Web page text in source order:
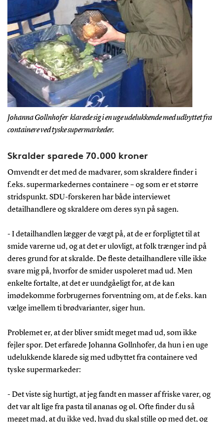
Johanna Gollnhofer klarede sig i en uge udelukkende med udbyttet fra
containere ved tyske supermarkeder.
Skralder sparede 70.000 kroner
Omvendt er det med de madvarer, som skraldere finder i
f.eks. supermarkedernes containere – og som er et større
stridspunkt. SDU-forskeren har både interviewet
detailhandlere og skraldere om deres syn på sagen.
- I detailhandlen lægger de vægt på, at de er forpligtet til at
smide varerne ud, og at det er ulovligt, at folk trænger ind på
deres grund for at skralde. De fleste detailhandlere ville ikke
svare mig på, hvorfor de smider uspoleret mad ud. Men
enkelte fortalte, at det er uundgåeligt for, at de kan
imødekomme forbrugernes forventning om, at de f.eks. kan
vælge imellem ti brødvarianter, siger hun.
Problemet er, at der bliver smidt meget mad ud, som ikke
fejler spor. Det erfarede Johanna Gollnhofer, da hun i en uge
udelukkende klarede sig med udbyttet fra containere ved
tyske supermarkeder:
- Det viste sig hurtigt, at jeg fandt en masser af friske varer, og
det var alt lige fra pasta til ananas og øl. Ofte finder du så
meget mad, at du ikke ved, hvad du skal stille op med det, og